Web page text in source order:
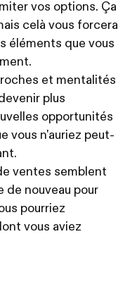
vos options. Ça
celà vous forcera
éléments que vous
et mentalités
plus
opportunités
vous n'auriez peut-
ventes semblent
de nouveau pour
pourriez
vous aviez